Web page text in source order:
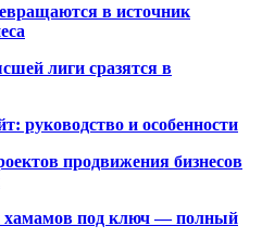
в источник
лиги сразятся в
руководство и особенности
продвижения бизнесов
хамамов под ключ — полный